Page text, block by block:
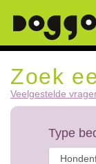
Zoek
Veelgestelde
Type